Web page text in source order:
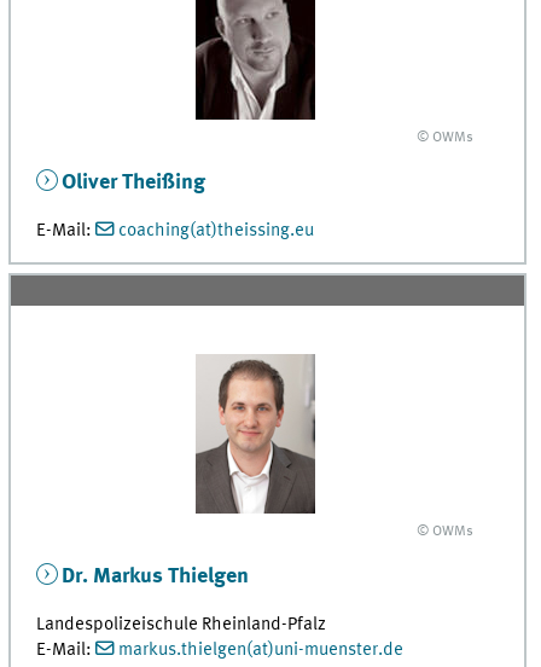
© OWMs
Oliver Theißing
E-Mail: coaching(at)theissing.eu
© OWMs
Dr. Markus Thielgen
Landespolizeischule Rheinland-Pfalz
E-Mail:
markus.thielgen(at)uni-muenster.de